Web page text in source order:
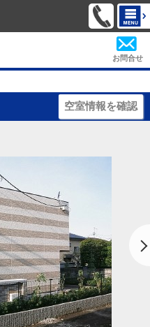
お問合せ
空室情報を確認